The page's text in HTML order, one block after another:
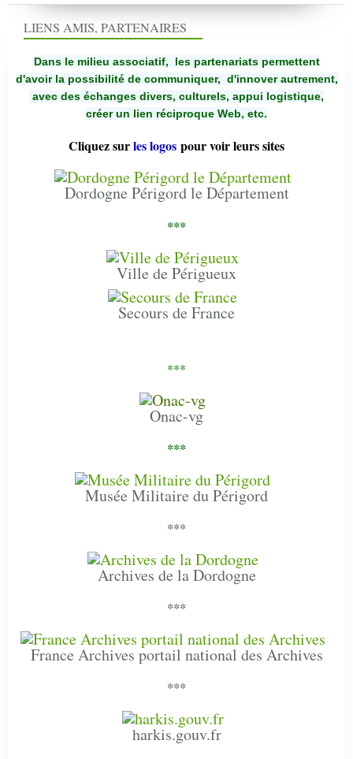
LIENS AMIS, PARTENAIRES
Dans le milieu associatif, les partenariats permettent
d'avoir la possibilité de communiquer, d'innover autrement,
avec des échanges divers, culturels, appui logistique,
créer un lien réciproque Web, etc.
Cliquez surles logos pour voir leurs sites
Dordogne Périgord le Département
***
Ville de Périgueux
Secours de France
***
Onac-vg
***
Musée Militaire du Périgord
***
Archives de la Dordogne
***
France Archives portail national des Archives
***
harkis.gouv.fr